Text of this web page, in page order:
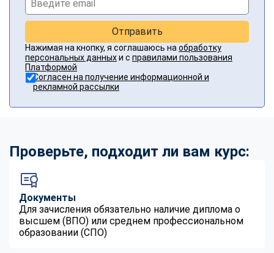
Отправить
Нажимая на кнопку, я соглашаюсь на обработку
персональных данныхи с правилами пользования
Платформой
Согласен на получение информационной и
рекламной рассылки
Проверьте, подходит ли вам курс:
Документы
Для зачисления обязательно наличие диплома о
высшем (ВПО) или среднем профессиональном
образовании (СПО)